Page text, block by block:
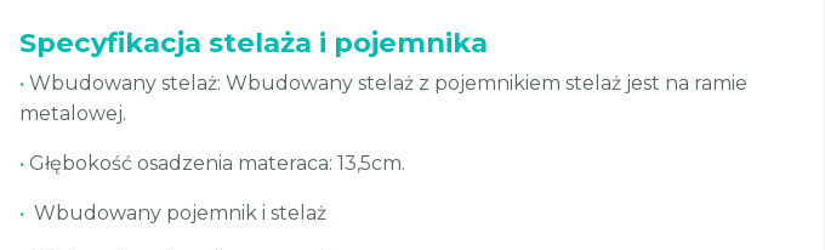
Specyfikacja stelaża i pojemnika
• Wbudowany stelaż: Wbudowany stelaż z pojemnikiem stelaż jest na ramie
metalowej.
• Głębokość osadzenia materaca: 13,5cm.
• Wbudowany pojemnik i stelaż